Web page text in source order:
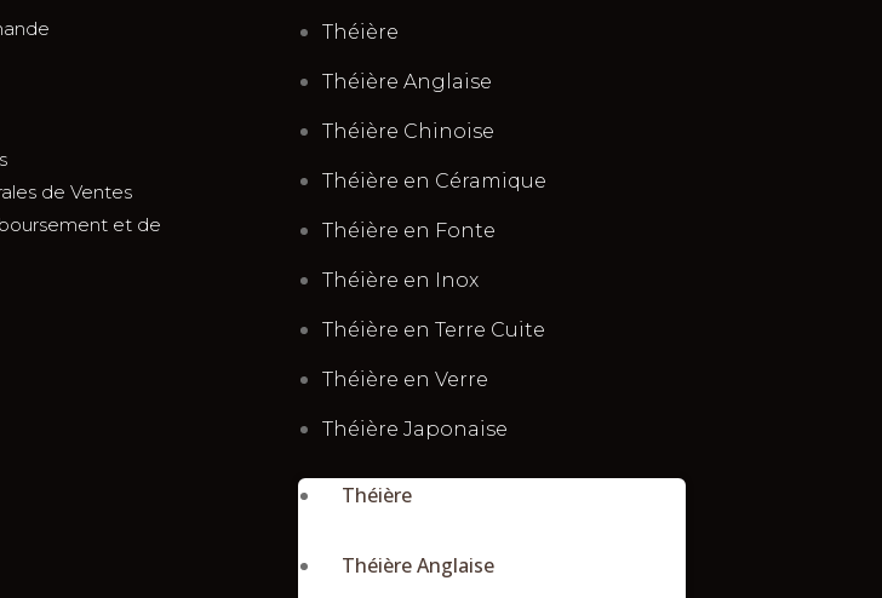
de Ventes
et de
Théière
Théière Anglaise
Théière Chinoise
Théière en Céramique
Théière en Fonte
Théière en Inox
Théière en Terre Cuite
Théière en Verre
Théière Japonaise
Théière
Théière Anglaise